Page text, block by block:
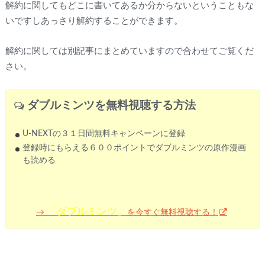
解約に関してもどこに書いてあるか分からないということもな
いですしあっさり解約することができます。
解約に関しては別記事にまとめていますので合わせてご覧くだ
さい。
ダブルミンツを無料視聴する方法
U-NEXTの３１日間無料キャンペーンに登録
登録時にもらえる６００ポイントでダブルミンツの原作漫画
も読める
→ 「ダブルミンツ」 を今すぐ無料視聴する！